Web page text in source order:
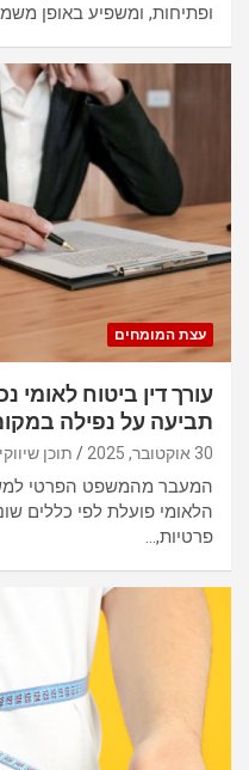
ופתיחות, ומשפיע באופן
עצת המומחים
עורך דין ביטוח לאומי
תביעה על נפילה
30 אוקטובר, 2025 תוכן שיווקי
המעבר מהמשפט הפרטי
הלאומי פועלת לפי כללים
פרטיות,…